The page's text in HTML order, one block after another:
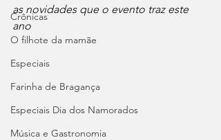
Crônicas
O filhote da mamãe
Especiais
Farinha de Bragança
Especiais Dia dos Namorados
Música e Gastronomia
as novidades que o evento traz este
ano